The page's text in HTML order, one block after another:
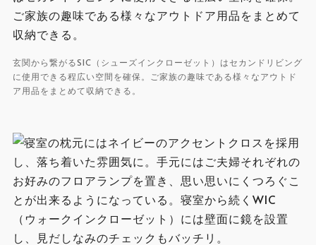
玄関から繋がるSIC（シューズインクローゼット）はセカンドリビング
に使用できる程広い空間を確保。ご家族の趣味である様々なアウトド
ア用品をまとめて収納できる。